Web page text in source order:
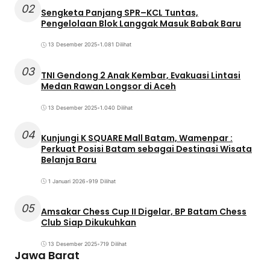
02 Sengketa Panjang SPR–KCL Tuntas,
Pengelolaan Blok Langgak Masuk Babak Baru
13 Desember 2025•1.081 Dilihat
03 TNI Gendong 2 Anak Kembar, Evakuasi Lintasi
Medan Rawan Longsor di Aceh
13 Desember 2025•1.040 Dilihat
04 Kunjungi K SQUARE Mall Batam, Wamenpar :
Perkuat Posisi Batam sebagai Destinasi Wisata
Belanja Baru
1 Januari 2026•919 Dilihat
05 Amsakar Chess Cup II Digelar, BP Batam Chess
Club Siap Dikukuhkan
13 Desember 2025•719 Dilihat
Jawa Barat